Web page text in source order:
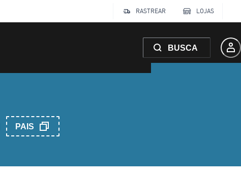
RASTREAR LOJAS
BUSCA
PAIS